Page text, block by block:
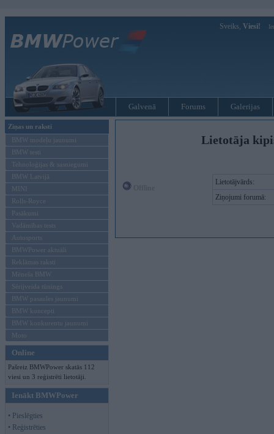
Sveiks, Viesi!
Galvenā Forums Galerijas
Ziņas un raksti
BMW modeļu jaunumi
BMW testi
Tehnoloģijas & sasniegumi
BMW Latvijā
MINI
Rolls-Royce
Pasākumi
Vadāmības tests
Autosports
BMWPower aktuāli
Reklāmas raksti
Mēneša BMW
Sērijveida tūnings
BMW pasaules jaunumi
BMW koncepti
BMW konkurentu jaunumi
Moto
Online
Pašreiz BMWPower skatās 112
viesi un 3 reģistrēti lietotāji.
Ienākt BMWPower
• Pieslēgties
• Reģistrēties
Lietotāja
Lietotājvārds:
Ziņojumi forumā: